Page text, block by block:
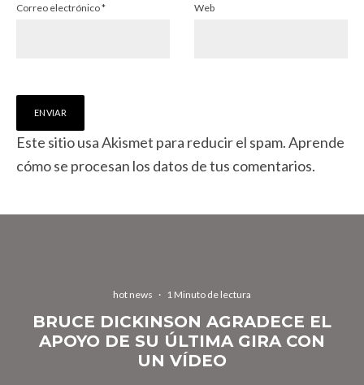
Correo electrónico* Web
Este sitio usa Akismet para reducir el spam.Aprende
cómo se procesan los datos de tus comentarios.
hot news · 1 Minuto de lectura
BRUCE DICKINSON AGRADECE EL
APOYO DE SU ÚLTIMA GIRA CON
UN VÍDEO